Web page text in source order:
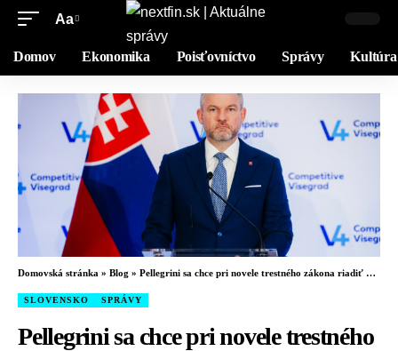
Aa
Domov Ekonomika Poisťovníctvo Správy Kultúra
Domovská stránka » Blog » Pellegrini sa chce pri novele trestného zákona riadiť odborníkmi, rozhodnutie padne okolo Vianoc
SLOVENSKO SPRÁVY
Pellegrini sa chce pri novele trestného